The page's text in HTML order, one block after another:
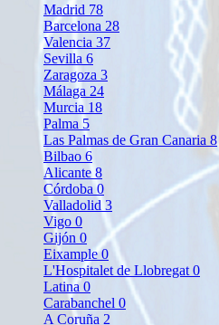
Madrid 78
Barcelona 28
Valencia 37
Sevilla 6
Zaragoza 3
Málaga 24
Murcia 18
Palma 5
Las Palmas de Gran Canaria 8
Bilbao 6
Alicante 8
Córdoba 0
Valladolid 3
Vigo 0
Gijón 0
Eixample0
L'Hospitalet de Llobregat 0
Latina 0
Carabanchel 0
A Coruña 2